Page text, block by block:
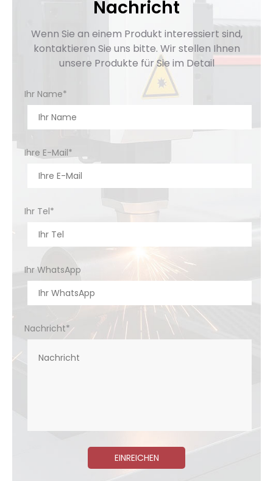
Öffnungshöhe 420 mm Arbeitsgeschwindigkeit
Nachricht
Wenn Sie an einem Produkt interessiert sind,
kontaktieren Sie uns bitte. Wir stellen Ihnen
unsere Produkte für Sie im Detail
Ihr Name*
Ihre E-Mail*
Ihr Tel*
Ihr WhatsApp
Nachricht*
EINREICHEN